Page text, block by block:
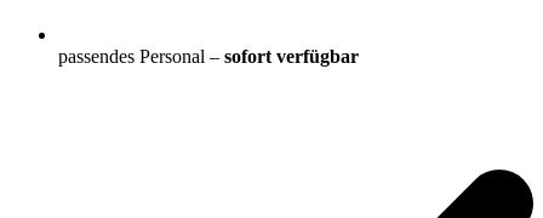
passendes Personal – sofort verfügbar